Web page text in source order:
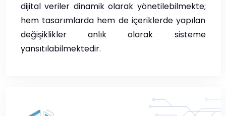
dijital veriler dinamik olarak yönetilebilmekte;
hem tasarımlarda hem de içeriklerde yapılan
değişiklikler anlık olarak sisteme
yansıtılabilmektedir.